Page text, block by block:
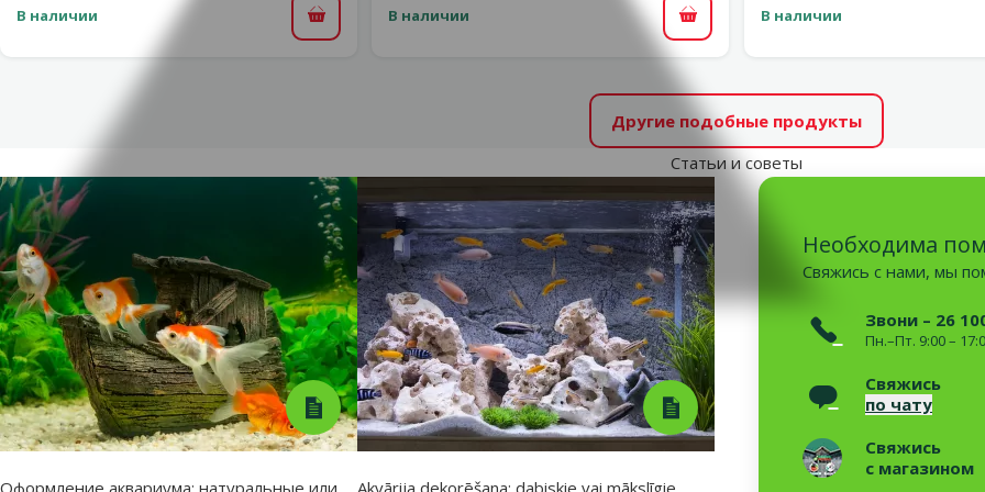
В наличии В корзинуВ наличии В корзинуВ наличии
Другие подобные продукты
Статьи и советы
Необходима
Свяжись с нами, мы
Звони – 26
Пн.–Пт. 9:00 –
Свяжись
по чату
Свяжись
с магазином